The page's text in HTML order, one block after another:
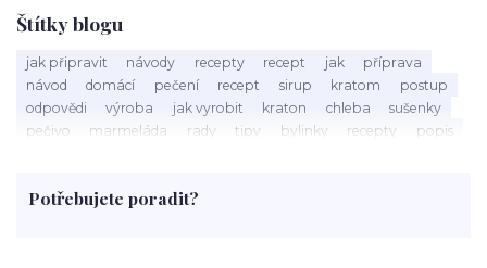
Štítky blogu
jak připravit návody recepty recept jak
příprava
návod
domácí pečení recept sirup kratom
postup
odpovědi
výroba jak vyrobit kraton chleba
sušenky
pečivo
marmeláda rady tipy bylinky recepty
popis
rohlíky
grilování čaj
Potřebujete poradit?